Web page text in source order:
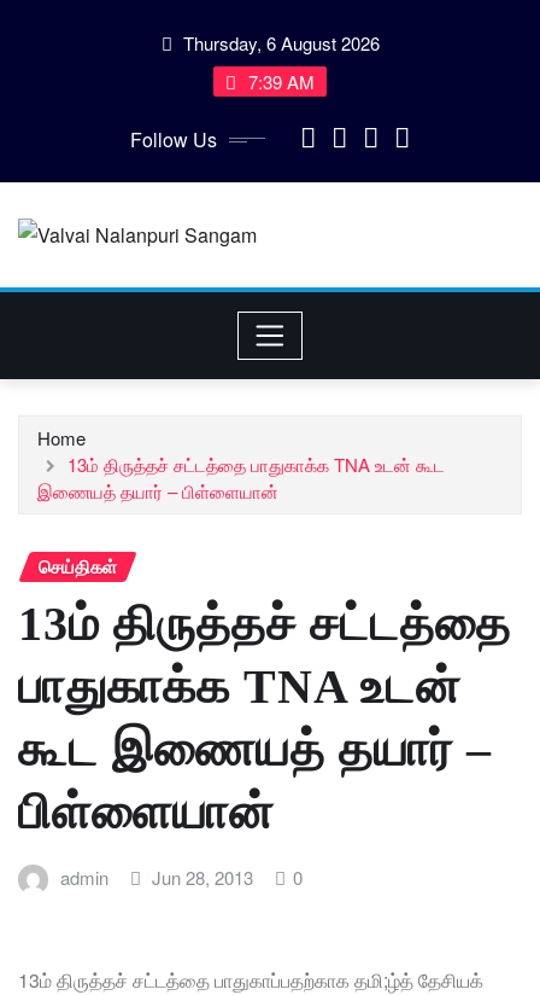
Thursday, 6 August 2026
7:39 AM
Follow Us
Home
13ம் திருத்தச் சட்டத்தை பாதுகாக்க TNA உடன் கூட
இணையத் தயார் – பிள்ளையான்
செய்திகள்
13ம் திருத்தச் சட்டத்தை
பாதுகாக்க TNA உடன்
கூட இணையத் தயார் –
பிள்ளையான்
admin Jun 28, 2013 0
13ம் திருத்தச் சட்டத்தை பாதுகாப்பதற்காக தமி;ழ்த் தேசியக்